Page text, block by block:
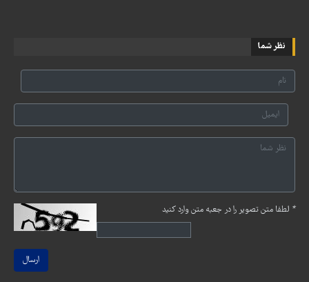
نظر شما
* لطفا متن تصویر را در جعبه متن وارد کنید
ارسال